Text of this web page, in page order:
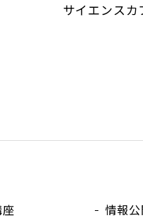
サイエンスカ
情報